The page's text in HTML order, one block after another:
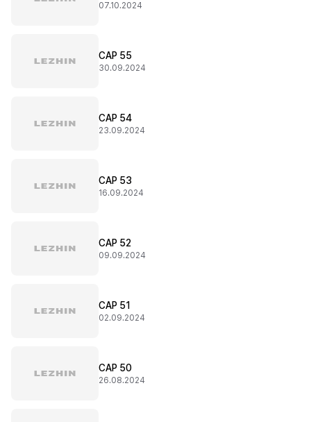
07.10.2024
CAP 55
30.09.2024
CAP 54
23.09.2024
CAP 53
16.09.2024
CAP 52
09.09.2024
CAP 51
02.09.2024
CAP 50
26.08.2024